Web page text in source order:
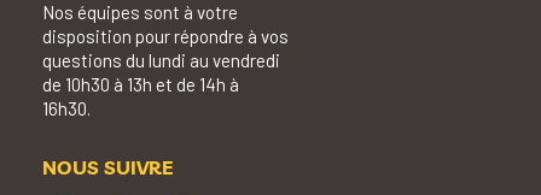
Nos équipes sont à votre
disposition pour répondre à vos
questions du lundi au vendredi
de 10h30 à 13h et de 14h à
16h30.
NOUS SUIVRE